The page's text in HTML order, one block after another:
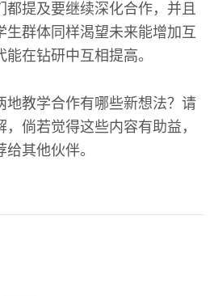
都提及要继续深化合作，并且
生群体同样渴望未来能增加互
在钻研中互相提高。
地教学合作有哪些新想法？请
倘若觉得这些内容有助益，
其他伙伴。